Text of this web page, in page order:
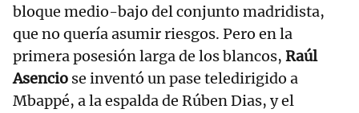
bloque medio-bajo del conjunto madridista,
que no quería asumir riesgos. Pero en la
primera posesión larga de los blancos, Raúl
Asencio se inventó un pase teledirigido a
Mbappé, a la espalda de Rúben Dias, y el